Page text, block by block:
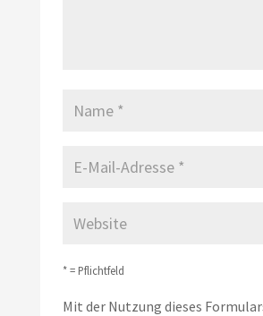
* = Pflichtfeld
Mit der Nutzung dieses